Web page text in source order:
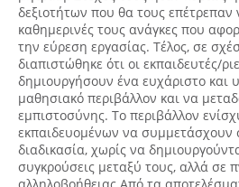
δεξιοτήτων που θα τους επέτρεπαν
καθημερινές τους ανάγκες που
την εύρεση εργασίας. Τέλος, σε
διαπιστώθηκε ότι οι εκπαιδευτές/
δημιουργήσουν ένα ευχάριστο και
μαθησιακό περιβάλλον και να
εμπιστοσύνης. Το περιβάλλον
εκπαιδευομένων να συμμετάσχουν
διαδικασία, χωρίς να
συγκρούσεις μεταξύ τους, αλλά σε